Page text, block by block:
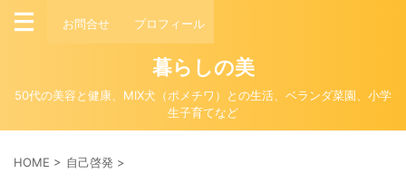
お問合せ プロフィール
暮らしの美
50代の美容と健康、MIX犬（ポメチワ）との生活、ベランダ菜園、小学
生子育てなど
HOME > 自己啓発 >